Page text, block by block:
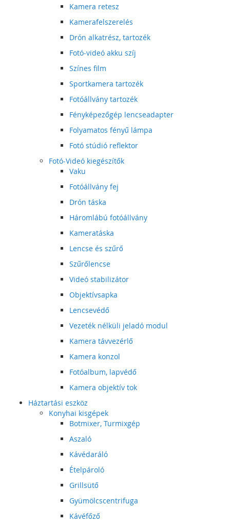
Kamera retesz
Kamerafelszerelés
Drón alkatrész, tartozék
Fotó-videó akku szíj
Színes film
Sportkamera tartozék
Fotóállvány tartozék
Fényképezőgép lencseadapter
Folyamatos fényű lámpa
Fotó stúdió reflektor
Fotó-Videó kiegészítők
Vaku
Fotóállvány fej
Drón táska
Háromlábú fotóállvány
Kameratáska
Lencse és szűrő
Szűrőlencse
Videó stabilizátor
Objektívsapka
Lencsevédő
Vezeték nélküli jeladó modul
Kamera távvezérlő
Kamera konzol
Fotóalbum, lapvédő
Kamera objektív tok
Háztartási eszköz
Konyhai kisgépek
Botmixer, Turmixgép
Aszaló
Kávédaráló
Ételpároló
Grillsütő
Gyümölcscentrifuga
Kávéfőző